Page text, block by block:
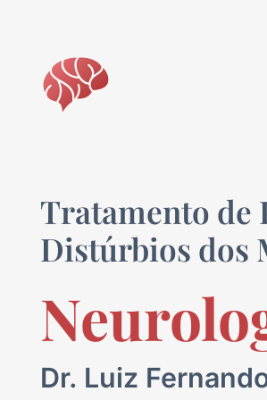
Tratamento de
Distúrbios dos
Dr. Luiz